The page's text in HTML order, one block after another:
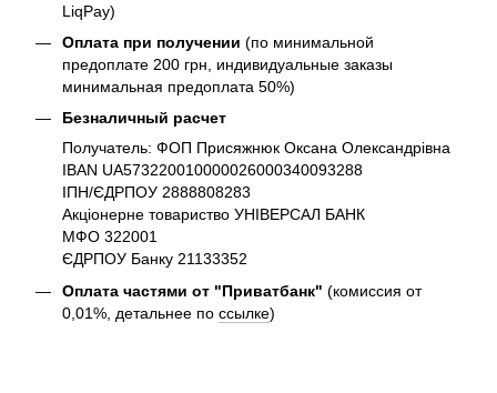
LiqPay)
Оплата при получении (по минимальной
предоплате 200 грн, индивидуальные заказы
минимальная предоплата 50%)
Безналичный расчет
Получатель: ФОП Присяжнюк Оксана Олександрівна
IBAN UA573220010000026000340093288
ІПН/ЄДРПОУ 2888808283
Акціонерне товариство УНІВЕРСАЛ БАНК
МФО 322001
ЄДРПОУ Банку 21133352
Оплата частями от "Приватбанк" (комиссия от
0,01%, детальнее по ссылке)